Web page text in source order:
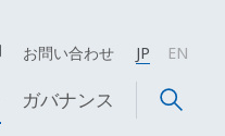
お問い合わせ JP EN
ガバナンス